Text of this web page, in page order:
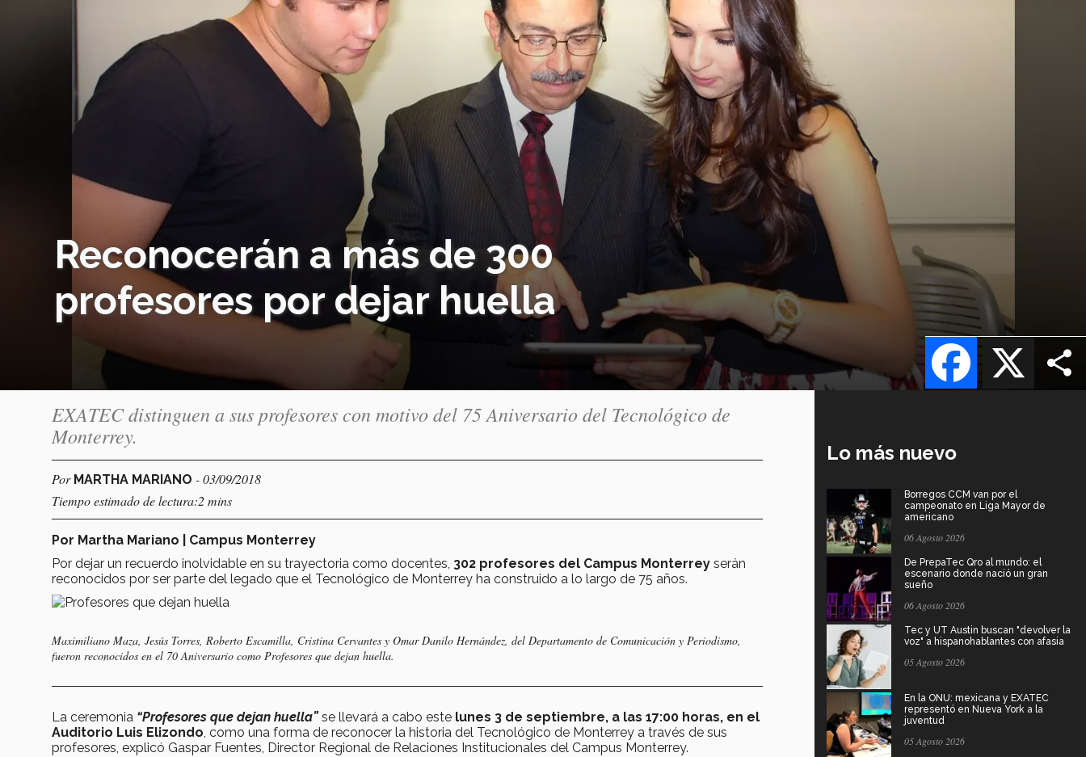
Reconocerán a más de 300
profesores por dejar huella
X
Facebook
EXATEC distinguen a sus profesores con motivo del 75 Aniversario del Tecnológico de
Monterrey.
Por MARTHA MARIANO - 03/09/2018
Tiempo estimado de lectura:2 mins
Por Martha Mariano | Campus Monterrey
Por dejar un recuerdo inolvidable en su trayectoria como docentes, 302 profesores del Campus Monterrey serán
reconocidos por ser parte del legado que el Tecnológico de Monterrey ha construido a lo largo de 75 años.
Maximiliano Maza, Jesús Torres, Roberto Escamilla, Cristina Cervantes y Omar Danilo Hernández, del Departamento de Comunicación y Periodismo,
fueron reconocidos en el 70 Aniversario como Profesores que dejan huella.
La ceremonia “Profesores que dejan huella”se llevará a cabo este lunes 3 de septiembre, a las 17:00 horas, en el
Auditorio Luis Elizondo , como una forma de reconocer la historia del Tecnológico de Monterrey a través de sus
profesores, explicó Gaspar Fuentes, Director Regional de Relaciones Institucionales del Campus Monterrey.
Lo más nuevo
Borregos CCM van por el
campeonato en Liga Mayor de
americano
06 Agosto 2026
De PrepaTec Qro al mundo: el
escenario donde nació un gran
sueño
06 Agosto 2026
Tec y UT Austin buscan "devolver la
voz" a hispanohablantes con afasia
05 Agosto 2026
En la ONU: mexicana y EXATEC
representó en Nueva York a la
juventud
05 Agosto 2026